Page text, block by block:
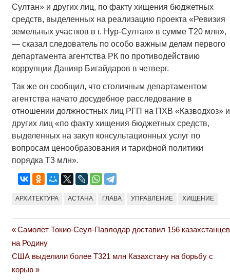
Султан» и других лиц, по факту хищения бюджетных
средств, выделенных на реализацию проекта «Ревизия
земельных участков в г. Нур-Султан» в сумме Т20 млн»,
— сказал следователь по особо важным делам первого
департамента агентства РК по противодействию
коррупции Данияр Бигайдаров в четверг.
Так же он сообщил, что столичным департаментом
агентства начато досудебное расследование в
отношении должностных лиц РГП на ПХВ «Казводхоз» и
других лиц «по факту хищения бюджетных средств,
выделенных на закуп консультационных услуг по
вопросам ценообразования и тарифной политики
порядка Т3 млн».
АРХИТЕКТУРА АСТАНА ГЛАВА УПРАВЛЕНИЕ ХИЩЕНИЕ
Навигация
по
записям
Previous
Post:
Самолет Токио-Сеул-Павлодар доставил 156 казахстанцев
на Родину
Next
Post:
США выделили более Т321 млн Казахстану на борьбу с
корью